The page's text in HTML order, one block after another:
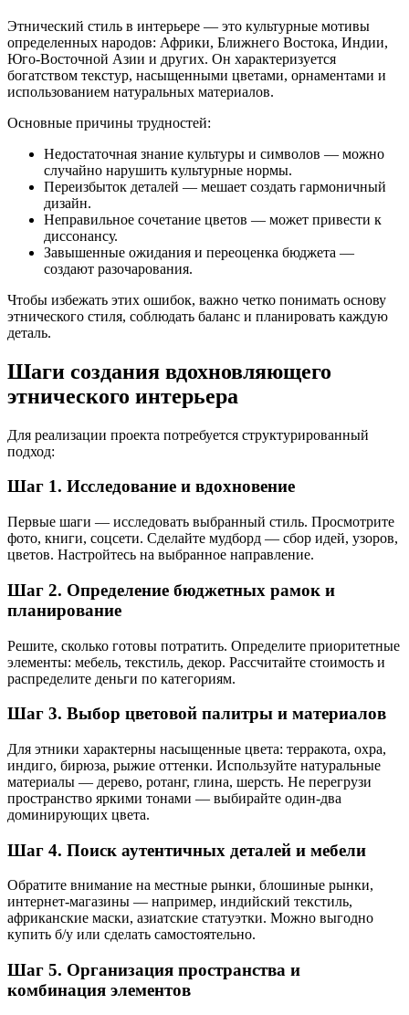
Этнический стиль в интерьере — это культурные мотивы
определенных народов: Африки, Ближнего Востока, Индии,
Юго-Восточной Азии и других. Он характеризуется
богатством текстур, насыщенными цветами, орнаментами и
использованием натуральных материалов.
Основные причины трудностей:
Недостаточная знание культуры и символов — можно
случайно нарушить культурные нормы.
Переизбыток деталей — мешает создать гармоничный
дизайн.
Неправильное сочетание цветов — может привести к
диссонансу.
Завышенные ожидания и переоценка бюджета —
создают разочарования.
Чтобы избежать этих ошибок, важно четко понимать основу
этнического стиля, соблюдать баланс и планировать каждую
деталь.
Шаги создания вдохновляющего
этнического интерьера
Для реализации проекта потребуется структурированный
подход:
Шаг 1. Исследование и вдохновение
Первые шаги — исследовать выбранный стиль. Просмотрите
фото, книги, соцсети. Сделайте мудборд — сбор идей, узоров,
цветов. Настройтесь на выбранное направление.
Шаг 2. Определение бюджетных рамок и
планирование
Решите, сколько готовы потратить. Определите приоритетные
элементы: мебель, текстиль, декор. Рассчитайте стоимость и
распределите деньги по категориям.
Шаг 3. Выбор цветовой палитры и материалов
Для этники характерны насыщенные цвета: терракота, охра,
индиго, бирюза, рыжие оттенки. Используйте натуральные
материалы — дерево, ротанг, глина, шерсть. Не перегрузи
пространство яркими тонами — выбирайте один-два
доминирующих цвета.
Шаг 4. Поиск аутентичных деталей и мебели
Обратите внимание на местные рынки, блошиные рынки,
интернет-магазины — например, индийский текстиль,
африканские маски, азиатские статуэтки. Можно выгодно
купить б/у или сделать самостоятельно.
Шаг 5. Организация пространства и
комбинация элементов